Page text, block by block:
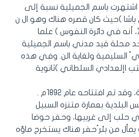
اشتهرت باسم الجميلية نسبة إلى
)حيث كان قصره هناك وهو ال ن
أنه في دائرة النفوس ) علما
محلة قيد مدني باسم الجميلية
السليمية ولغاية الن. وفي هذه
اإلعدادي السلطاني )ثانوية
تم افتتاحه عام 1892م .
مجلس البلدية بعمارة متنزه السبيل
حلب إلى غربيها، وحفر حوضا
من بئر ُحفر هناك يستخرج ماؤه